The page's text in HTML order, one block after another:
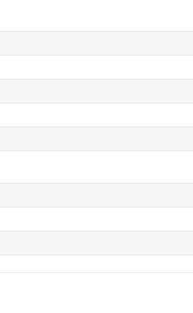
WG3 - Серый теплый 3
CG9 - Серый холодный 9